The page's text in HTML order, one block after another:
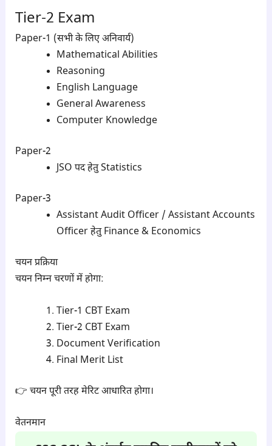
Tier-2 Exam
Paper-1 (सभी के लिए अनिवार्य)
Mathematical Abilities
Reasoning
English Language
General Awareness
Computer Knowledge
Paper-2
JSO पद हेतु Statistics
Paper-3
Assistant Audit Officer / Assistant Accounts
Officer हेतु Finance & Economics
चयन प्रक्रिया
चयन निम्न चरणों में होगा:
Tier-1 CBT Exam
Tier-2 CBT Exam
Document Verification
Final Merit List
👉 चयन पूरी तरह मेरिट आधारित होगा।
वेतनमान